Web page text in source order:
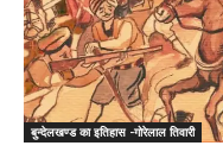
बुन्देलखण्ड का इतिहास -गोरेलाल तिवारी